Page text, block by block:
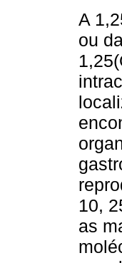
A
ou
10,
as